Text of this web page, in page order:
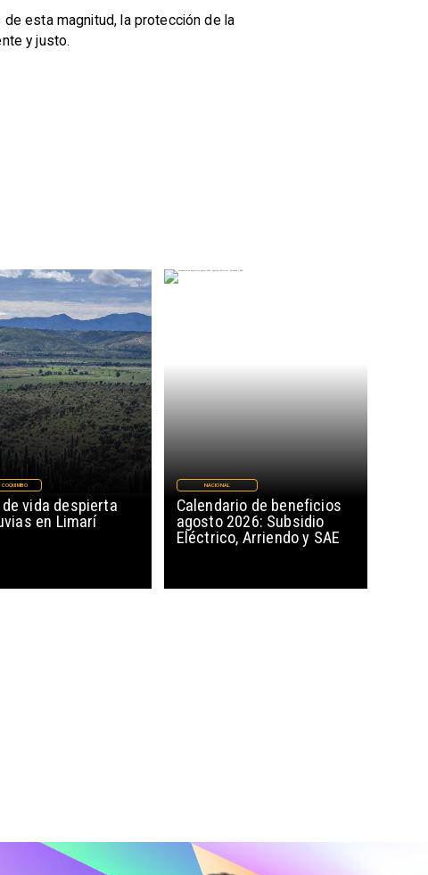
esta magnitud, la protección de la
y justo.
de vida despierta
en Limarí
COQUIMBO
Calendario de beneficios
agosto 2026: Subsidio
Eléctrico, Arriendo y SAE
NACIONAL